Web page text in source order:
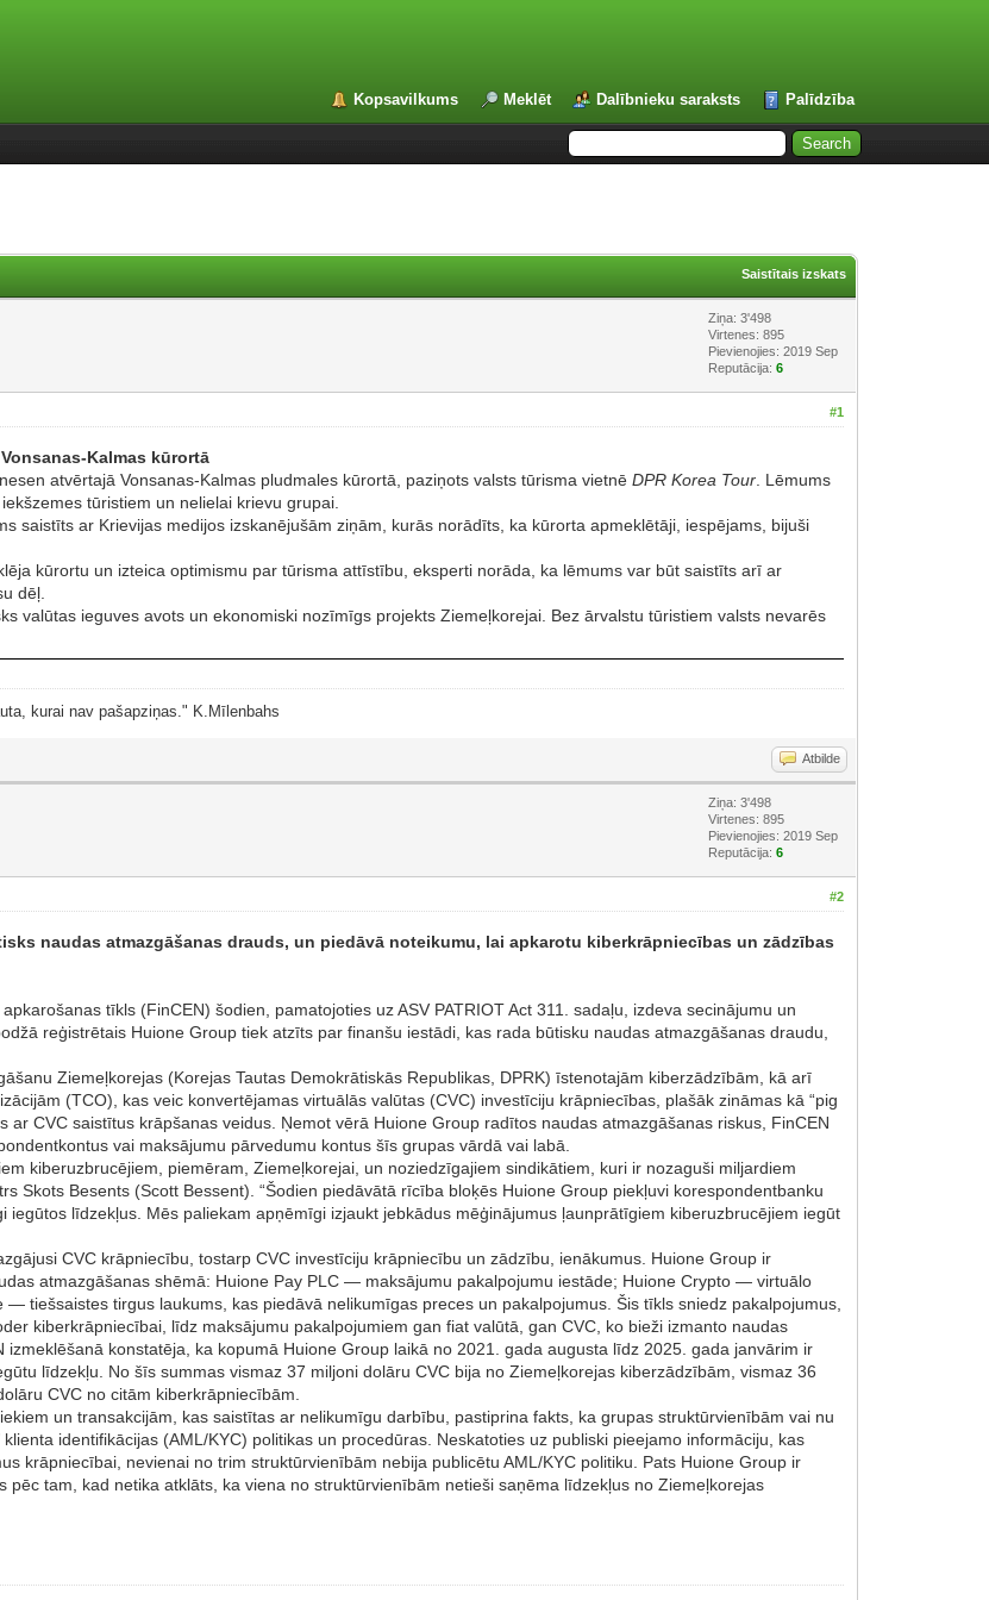
Kopsavilkums Meklēt Dalībnieku saraksts Palīdzība
Saistītais izskats
Ziņa: 3'498
Virtenes: 895
Pievienojies: 2019 Sep
Reputācija:6
#1
Kalmas kūrortā
atvērtajā Vonsanas-Kalmas pludmales kūrortā, paziņots valsts tūrisma vietnēDPR Korea Tour . Lēmums
tūristiem un nelielai krievu grupai.
saistīts ar Krievijas medijos izskanējušām ziņām, kurās norādīts, ka kūrorta apmeklētāji, iespējams, bijuši
kūrortu un izteica optimismu par tūrisma attīstību, eksperti norāda, ka lēmums var būt saistīts arī ar
dēļ.
valūtas ieguves avots un ekonomiski nozīmīgs projekts Ziemeļkorejai. Bez ārvalstu tūristiem valsts nevarēs
kurai nav pašapziņas." K.Mīlenbahs
Atbilde
Ziņa: 3'498
Virtenes: 895
Pievienojies: 2019 Sep
Reputācija:6
#2
naudas atmazgāšanas drauds, un piedāvā noteikumu, lai apkarotu kiberkrāpniecības un zādzības
tīkls (FinCEN) šodien, pamatojoties uz ASV PATRIOT Act 311. sadaļu, izdeva secinājumu un
reģistrētais Huione Group tiek atzīts par finanšu iestādi, kas rada būtisku naudas atmazgāšanas draudu,
Ziemeļkorejas (Korejas Tautas Demokrātiskās Republikas, DPRK) īstenotajām kiberzādzībām, kā arī
(TCO), kas veic konvertējamas virtuālās valūtas (CVC) investīciju krāpniecības, plašāk zināmas kā “pig
ar CVC saistītus krāpšanas veidus. Ņemot vērā Huione Group radītos naudas atmazgāšanas riskus, FinCEN
vai maksājumu pārvedumu kontus šīs grupas vārdā vai labā.
kiberuzbrucējiem, piemēram, Ziemeļkorejai, un noziedzīgajiem sindikātiem, kuri ir nozaguši miljardiem
Skots Besents (Scott Bessent). “Šodien piedāvātā rīcība bloķēs Huione Group piekļuvi korespondentbanku
līdzekļus. Mēs paliekam apņēmīgi izjaukt jebkādus mēģinājumus ļaunprātīgiem kiberuzbrucējiem iegūt
CVC krāpniecību, tostarp CVC investīciju krāpniecību un zādzību, ienākumus. Huione Group ir
atmazgāšanas shēmā: Huione Pay PLC — maksājumu pakalpojumu iestāde; Huione Crypto — virtuālo
tiešsaistes tirgus laukums, kas piedāvā nelikumīgas preces un pakalpojumus. Šis tīkls sniedz pakalpojumus,
kiberkrāpniecībai, līdz maksājumu pakalpojumiem gan fiat valūtā, gan CVC, ko bieži izmanto naudas
konstatēja, ka kopumā Huione Group laikā no 2021. gada augusta līdz 2025. gada janvārim ir
līdzekļu. No šīs summas vismaz 37 miljoni dolāru CVC bija no Ziemeļkorejas kiberzādzībām, vismaz 36
CVC no citām kiberkrāpniecībām.
un transakcijām, kas saistītas ar nelikumīgu darbību, pastiprina fakts, ka grupas struktūrvienībām vai nu
identifikācijas (AML/KYC) politikas un procedūras. Neskatoties uz publiski pieejamo informāciju, kas
krāpniecībai, nevienai no trim struktūrvienībām nebija publicētu AML/KYC politiku. Pats Huione Group ir
tam, kad netika atklāts, ka viena no struktūrvienībām netieši saņēma līdzekļus no Ziemeļkorejas